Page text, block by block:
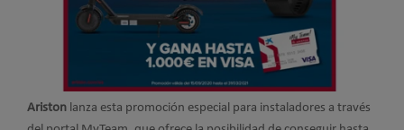
Ariston lanza esta promoción especial para instaladores a través